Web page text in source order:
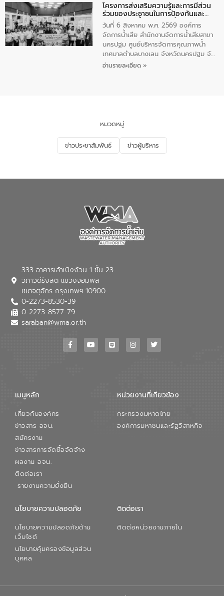
ประชาชน ตัวแทนจากโรงแรมต่างๆ ในเขต
เทศบาลตำบลราไวย์ ศูนย์บริหารจัดการ
คุณภาพน้ำเทศบาลตำบลราไวย์ นำโดยนาย
น้อย แก้วเศษ ผู้จัดการสำนักงานจัดการน้ำ
เสียสาขาภูเก็ต พร้อมด้วยเจ้าหน้าที่ จำนวน
5 คน ร่วมทำกิจกรรม ทำความสะอาด
ชายหาดและแหล่งท่องเที่ยว ณ บริเวณ
โครงการส่งเสริมความรู้และการมีส่วน
ร่วมของประชาชนในการป้องกันและ
แก้ไขปัญหาน้ำเสียอย่างยั่งยืน
วันที่ 6 สิงหาคม พ.ศ. 2569 องค์การ
จัดการน้ำเสีย สำนักงานจัดการน้ำเสียสาขา
นครปฐม ศูนย์บริหารจัดการคุณภาพน้ำ
เทศบาลตำบลบางเลน จังหวัดนครปฐม จัด
กิจกรรมภายใต้โครงการส่งเสริมความรู้และ
จัดการน้ำเสียและสร้างจิตสำนึกในการ
อนุรักษ์สิ่งแวดล้อม ในหัวข้อ “น้ำเสียชุมชน
และการบำบัดน้ำเสียเบื้องต้น” โดยให้ความรู้
เกี่ยวกับสาเหตุและผลกระทบของน้ำเสีย
ณ เทศบาลตำบลบางเลน จังหวัดนครปฐม
อ่านรายละเอียด »
หมวดหมู่
ข่าวประชาสัมพันธ์ ข่าวผู้บริหาร
333 อาคารเล้าเป้งง้วน 1 ชั้น 23
วิภาวดีรังสิต แขวงจอมพล
เขตจตุจักร กรุงเทพฯ 10900
0-2273-8530-39
0-2273-8577-79
saraban@wma.or.th
เมนูหลัก
เกี่ยวกับองค์กร
ข่าวสาร อจน.
สมัครงาน
ข่าวสารการจัดซื้อจัดจ้าง
ผลงาน อจน.
ติดต่อเรา
รายงานความยั่งยืน
หน่วยงานที่เกียวข้อง
กระทรวงมหาดไทย
องค์การมหาชนและรัฐวิสาหกิจ
นโยบายความปลอดภัย
นโยบายความปลอดภัยด้าน
เว็บไซต์
นโยบายคุ้มครองข้อมูลส่วน
บุคคล
ติดต่อเรา
ติดต่อหน่วยงานภายใน